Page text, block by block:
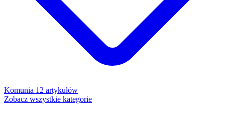
Komunia 12 artykułów
Zobacz wszystkie kategorie